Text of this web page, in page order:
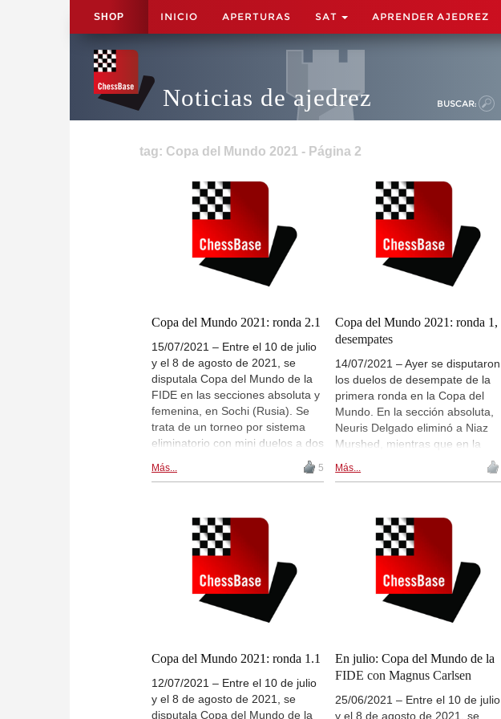
SHOP INICIO APERTURAS SAT APRENDER AJEDREZ
Noticias de ajedrez BUSCAR:
tag: Copa del Mundo 2021 - Página 2
Copa del Mundo 2021: ronda 2.1
15/07/2021 – Entre el 10 de julio
y el 8 de agosto de 2021, se
disputala Copa del Mundo de la
FIDE en las secciones absoluta y
femenina, en Sochi (Rusia). Se
trata de un torneo por sistema
eliminatorio con mini duelos a dos
retransmisiones en directo de las
partida 1. Previamente a la
ronda, Magnus Carlsen recibió el
Trofeo Gligoric por el Juego
Limpio. | En la foto: Neuris
Delgado | Foto: Anastasia
Korolkova
Más... 5
Copa del Mundo 2021: ronda 1,
desempates
14/07/2021 – Ayer se disputaron
los duelos de desempate de la
primera ronda en la Copa del
Mundo. En la sección absoluta,
Neuris Delgado eliminó a Niaz
Murshed, mientras que en la
Mammadova venció y eliminó a
incorporarán se apuntarán a la
competición los principales
favoritos, entre ellos Magnus
Carlsen. Hay retransmisiones en
directo de las partidas a partir de
las 14:00 CEST de todas las
rondas. Hoy han disputado las
ronda 1. | Foto: Eric Rosen
(FIDE)
Más...
Copa del Mundo 2021: ronda 1.1
12/07/2021 – Entre el 10 de julio
y el 8 de agosto de 2021, se
disputala Copa del Mundo de la
En julio: Copa del Mundo de la
FIDE con Magnus Carlsen
25/06/2021 – Entre el 10 de julio
y el 8 de agosto de 2021, se